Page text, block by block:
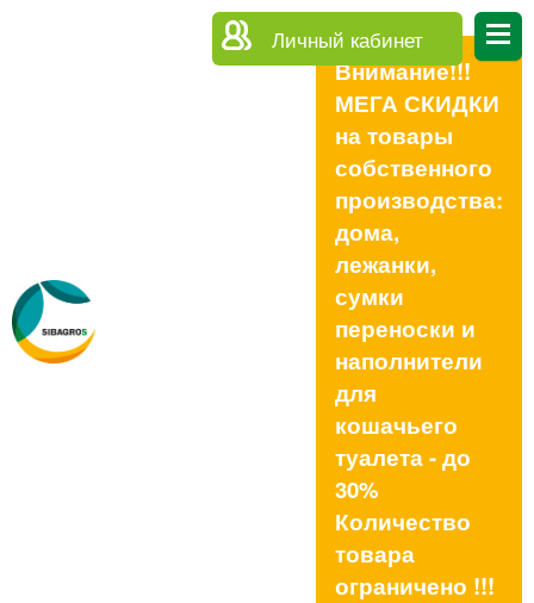
Личный кабинет
Внимание!!!
МЕГА СКИДКИ
на товары
собственного
производства:
дома,
лежанки,
сумки
переноски и
наполнители
для
кошачьего
туалета - до
30%
Количество
товара
ограничено !!!